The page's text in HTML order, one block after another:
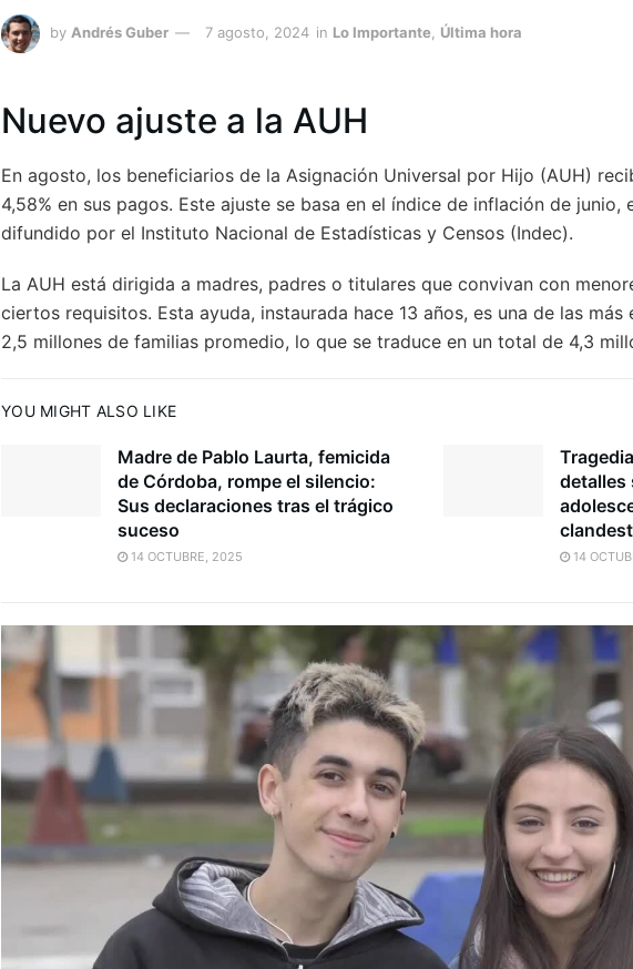
by Andrés Guber 7 agosto, 2024 in Lo Importante Última hora
Nuevo ajuste a la AUH
En agosto, los beneficiarios de la Asignación Universal por Hijo (AUH)
4,58% en sus pagos. Este ajuste se basa en el índice de inflación de
difundido por el Instituto Nacional de Estadísticas y Censos (Indec).
La AUH está dirigida a madres, padres o titulares que convivan con
ciertos requisitos. Esta ayuda, instaurada hace 13 años, es una de las
2,5 millones de familias promedio, lo que se traduce en un total de 4,3
YOU MIGHT ALSO LIKE
Madre de Pablo Laurta, femicida
de Córdoba, rompe el silencio:
Sus declaraciones tras el trágico
suceso
14 OCTUBRE, 2025
detalles
14